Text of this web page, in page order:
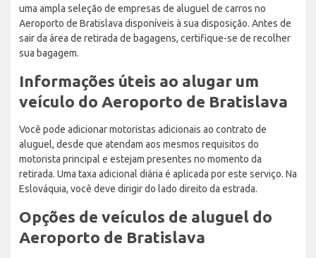
uma ampla seleção de empresas de aluguel de carros no
Aeroporto de Bratislava disponíveis à sua disposição. Antes de
sair da área de retirada de bagagens, certifique-se de recolher
sua bagagem.
Informações úteis ao alugar um
veículo do Aeroporto de Bratislava
Você pode adicionar motoristas adicionais ao contrato de
aluguel, desde que atendam aos mesmos requisitos do
motorista principal e estejam presentes no momento da
retirada. Uma taxa adicional diária é aplicada por este serviço. Na
Eslováquia, você deve dirigir do lado direito da estrada.
Opções de veículos de aluguel do
Aeroporto de Bratislava